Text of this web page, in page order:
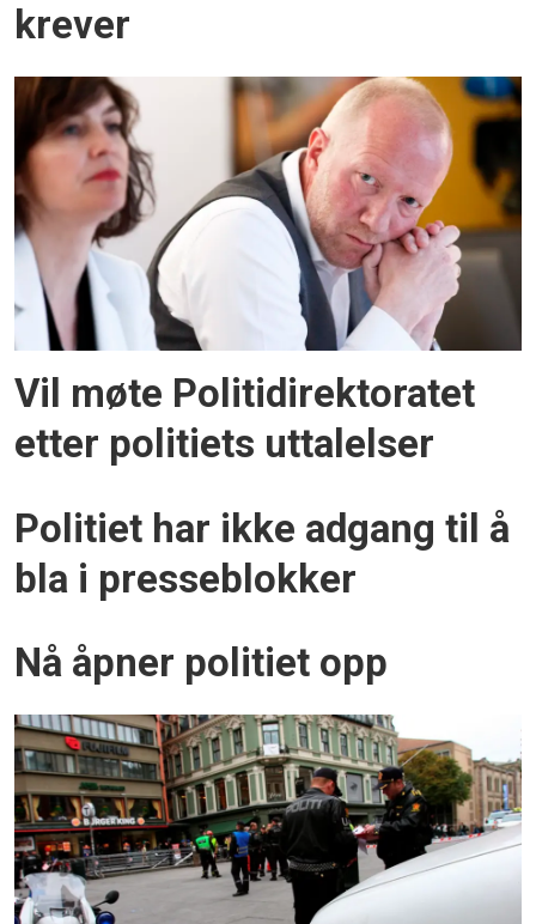
krever
Vil møte Politidirektoratet
etter politiets uttalelser
Politiet har ikke adgang til å
bla i presseblokker
Nå åpner politiet opp